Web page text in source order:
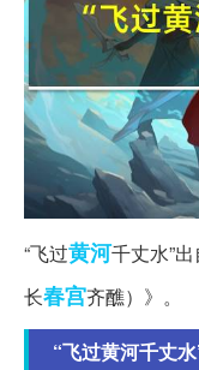
“飞过黄河千丈水”
长春宫齐醮）》。
“飞过黄河千丈